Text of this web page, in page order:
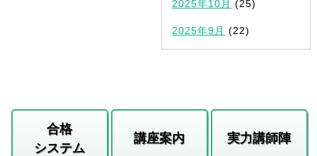
2025年10月 (25)
2025年9月 (22)
合格
システム
講座案内 実力講師陣